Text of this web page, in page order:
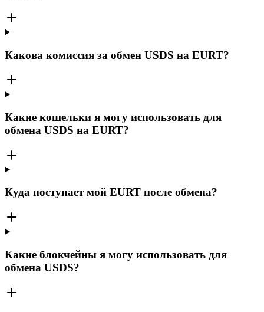
Какова комиссия за обмен USDS на EURT?
Какие кошельки я могу использовать для
обмена USDS на EURT?
Куда поступает мой EURT после обмена?
Какие блокчейны я могу использовать для
обмена USDS?